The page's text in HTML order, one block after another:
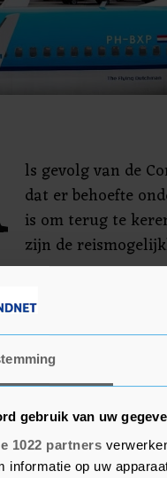
gebruik van uw
1022 partners
informatie op uw
ls gevolg van de
dat er behoefte
is om terug te
zijn de
die naar Nederland
23.00